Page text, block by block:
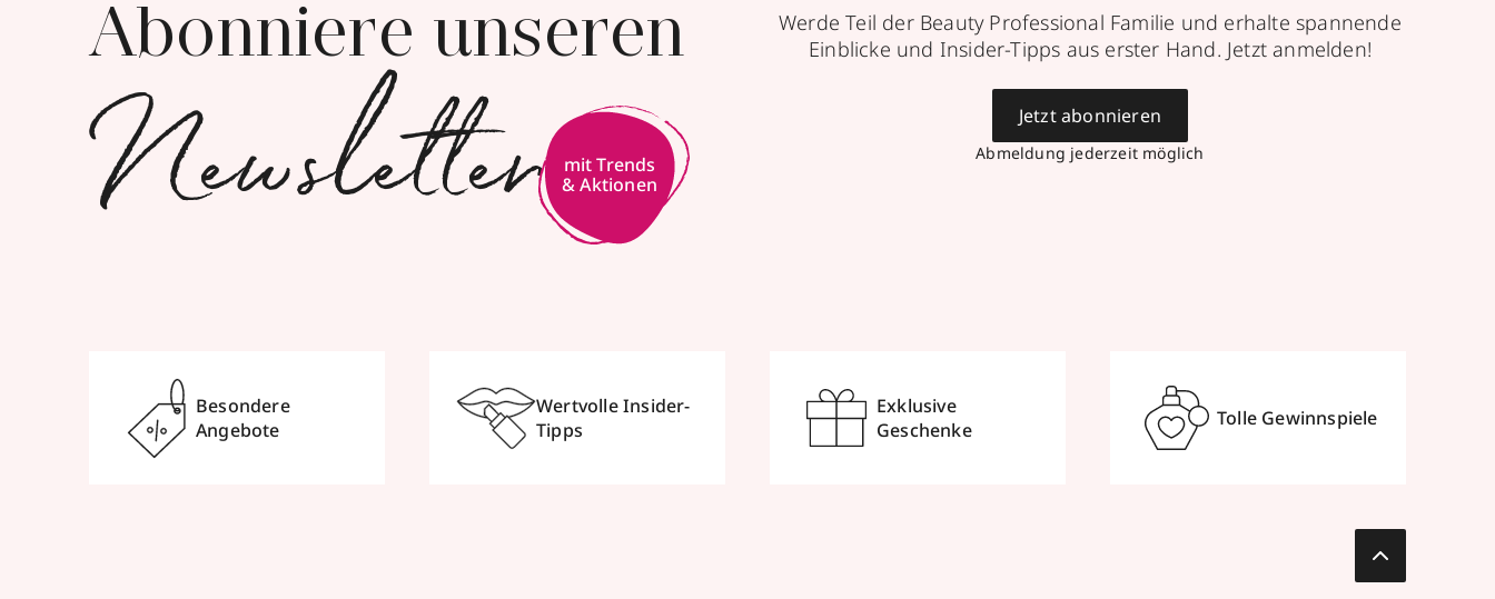
Abonniere unseren
Newsletter
mit Trends
& Aktionen
Werde Teil der Beauty Professional Familie und erhalte spannende
Einblicke und Insider-Tipps aus erster Hand. Jetzt anmelden!
Abmeldung jederzeit möglich
Jetzt abonnieren
Besondere
Angebote
Wertvolle Insider-
Tipps
Exklusive
Geschenke
Tolle Gewinnspiele